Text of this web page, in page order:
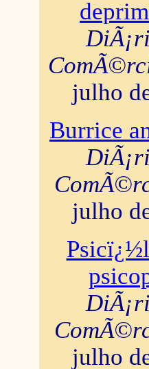
julho
Burrice
julho
julho